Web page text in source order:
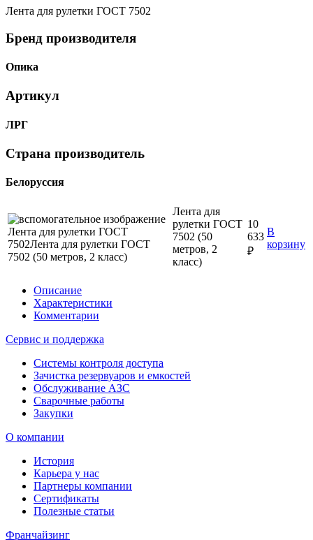
Лента для рулетки ГОСТ 7502
Бренд производителя
Опика
Артикул
ЛРГ
Страна производитель
Белоруссия
Лента для
рулетки ГОСТ
7502 (50
метров, 2
класс)
10
633
₽
В
корзину
Описание
Характеристики
Комментарии
Сервис и поддержка
Системы контроля доступа
Зачистка резервуаров и емкостей
Обслуживание АЗС
Сварочные работы
Закупки
О компании
История
Карьера у нас
Партнеры компании
Сертификаты
Полезные статьи
Франчайзинг